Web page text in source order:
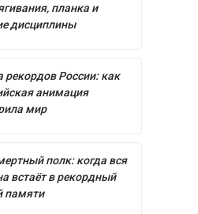
планка и
дисциплины
рекордов России: как
анимация
мир
полк: когда вся
встаёт в рекордный
памяти